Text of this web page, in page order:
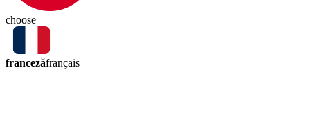
choose
francezăfrançais